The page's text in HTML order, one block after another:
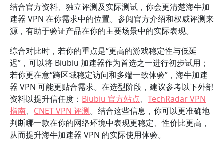
结合官方资料、独立评测及实际测试，你会更清楚海牛加
速器 VPN 在你需求中的位置。参阅官方介绍和权威评测来
源，有助于验证产品在你的主要场景中的实际表现。
综合对比时，若你的重点是“更高的游戏稳定性与低延
迟”，可以将 Biubiu 加速器作为首选之一进行初步试用；
若你更在意“跨区域稳定访问和多端一致体验”，海牛加速
器 VPN 可能更贴合需求。在选型阶段，建议参考以下外部
资料以提升信任度： Biubiu 官方站点、 TechRadar VPN
指南、 CNET VPN 评测。结合这些信息，你可以更准确地
判断哪一款在你的网络环境中表现更稳定、性价比更高，
从而提升海牛加速器 VPN 的实际使用体验。